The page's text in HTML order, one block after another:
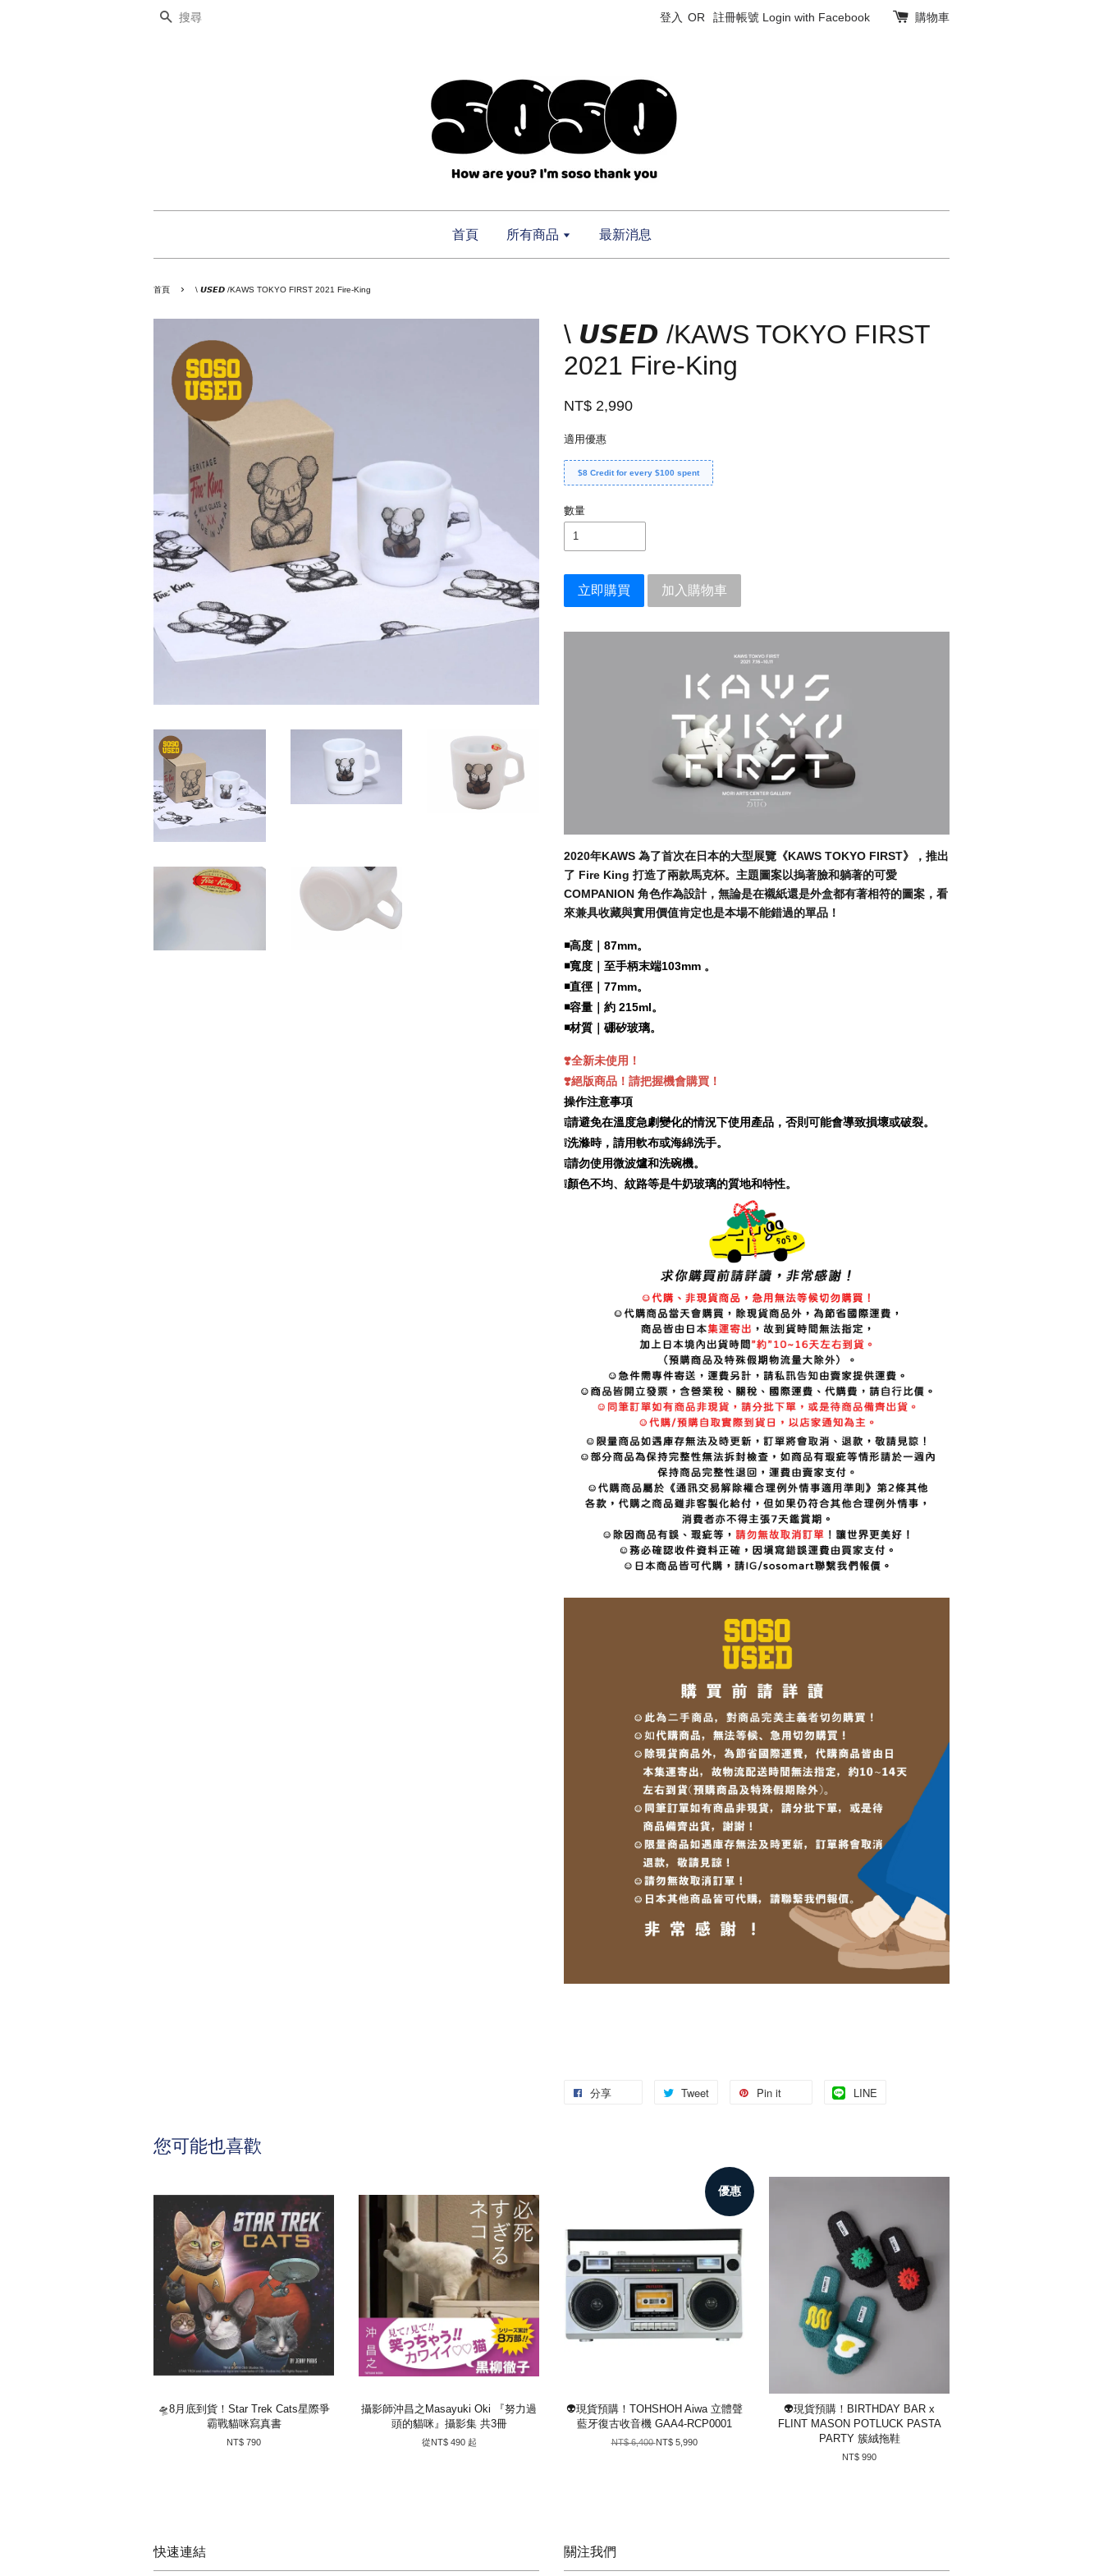
搜尋 登入 OR 註冊帳號 Login with Facebook 購物車
首頁 所有商品 最新消息
首頁 › \ 𝙐𝙎𝙀𝘿 /KAWS TOKYO FIRST 2021 Fire-King
\ 𝙐𝙎𝙀𝘿 /KAWS TOKYO FIRST
2021 Fire-King
NT$ 2,990
適用優惠
$8 Credit for every $100 spent
數量
立即購買 加入購物車
2020年KAWS 為了首次在日本的大型展覽《KAWS TOKYO FIRST》，推出
了 Fire King 打造了兩款馬克杯。主題圖案以摀著臉和躺著的可愛
COMPANION 角色作為設計，無論是在襯紙還是外盒都有著相符的圖案，看
來兼具收藏與實用價值肯定也是本場不能錯過的單品！
◾️高度｜87mm。
◾️寬度｜至手柄末端103mm 。
◾️直徑｜77mm。
◾️容量｜約 215ml。
◾️材質｜硼矽玻璃。
❣️全新未使用！
❣️絕版商品！請把握機會購買！
操作注意事項
❕請避免在溫度急劇變化的情況下使用產品，否則可能會導致損壞或破裂。
❕洗滌時，請用軟布或海綿洗手。
❕請勿使用微波爐和洗碗機。
❕顏色不均、紋路等是牛奶玻璃的質地和特性。
分享 Tweet Pin it LINE
您可能也喜歡
🛸8月底到貨！Star Trek Cats星際爭
霸戰貓咪寫真書
NT$ 790
攝影師沖昌之Masayuki Oki 『努力過
頭的貓咪』攝影集 共3冊
從NT$ 490 起
優惠
👽現貨預購！TOHSHOH Aiwa 立體聲
藍牙復古收音機 GAA4-RCP0001
NT$ 6,400NT$ 5,990
👽現貨預購！BIRTHDAY BAR x
FLINT MASON POTLUCK PASTA
PARTY 簇絨拖鞋
NT$ 990
快速連結 關注我們